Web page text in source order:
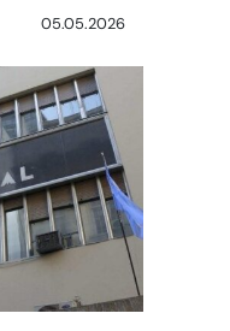
05.05.2026